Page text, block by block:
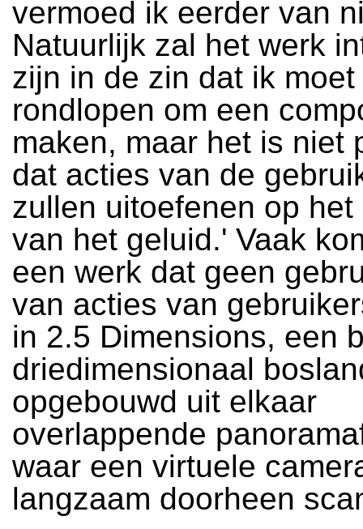
vermoed ik eerder van
Natuurlijk zal het werk
zijn in de zin dat ik
rondlopen om een
maken, maar het is niet
dat acties van de
zullen uitoefenen op het
van het geluid.' Vaak
een werk dat geen
van acties van
in 2.5 Dimensions, een
driedimensionaal
opgebouwd uit elkaar
overlappende
waar een virtuele
langzaam doorheen